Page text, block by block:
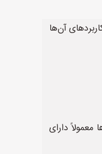
آن‌ها
دارای